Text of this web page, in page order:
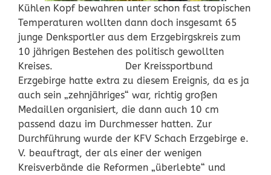
Kühlen Kopf bewahren unter schon fast tropischen
Temperaturen wollten dann doch insgesamt 65
junge Denksportler aus dem Erzgebirgskreis zum
10 jährigen Bestehen des politisch gewollten
Kreises. Der Kreissportbund
Erzgebirge hatte extra zu diesem Ereignis, da es ja
auch sein „zehnjähriges“ war, richtig großen
Medaillen organisiert, die dann auch 10 cm
passend dazu im Durchmesser hatten. Zur
Durchführung wurde der KFV Schach Erzgebirge e.
V. beauftragt, der als einer der wenigen
Kreisverbände die Reformen „überlebte“ und